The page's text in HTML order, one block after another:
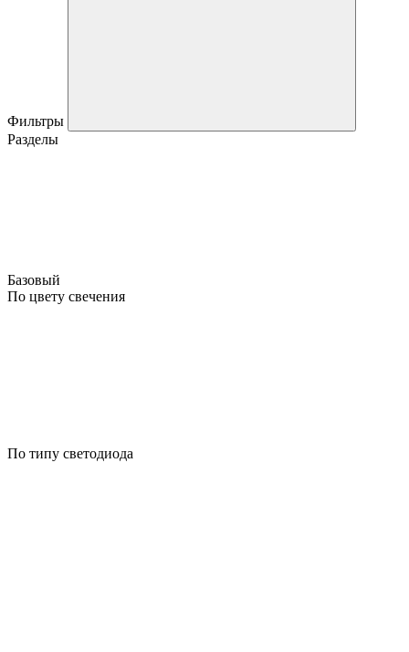
Фильтры
Разделы
Базовый
По цвету свечения
По типу светодиода